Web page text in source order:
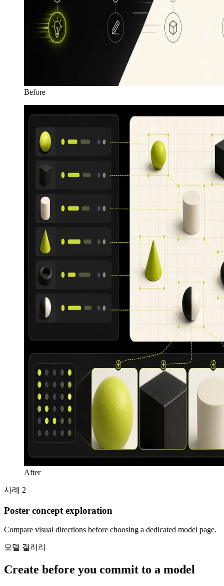
Before
After
사례 2
Poster concept exploration
Compare visual directions before choosing a dedicated model page.
모델 갤러리
Create before you commit to a model